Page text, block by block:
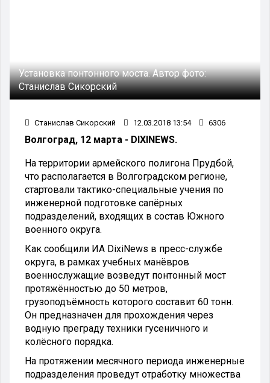
Установка понтонного моста.Автор фото:
Станислав Сикорский
Станислав Сикорский 12.03.2018 13:54 6306
Волгоград, 12 марта - DIXINEWS.
На территории армейского полигона Прудбой,
что располагается в Волгоградском регионе,
стартовали тактико-специальные учения по
инженерной подготовке сапёрных
подразделений, входящих в состав Южного
военного округа.
Как сообщили ИА DixiNews в пресс-службе
округа, в рамках учебных манёвров
военнослужащие возведут понтонный мост
протяжённостью до 50 метров,
грузоподъёмность которого составит 60 тонн.
Он предназначен для прохождения через
водную преграду техники гусеничного и
колёсного порядка.
На протяжении месячного периода инженерные
подразделения проведут отработку множества